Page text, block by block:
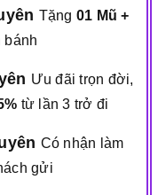
Tặng 01 Mũ +
bánh
Ưu đãi trọn đời,
từ lần 3 trở đi
Có nhận làm
gửi